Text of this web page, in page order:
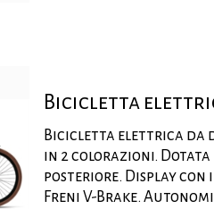
Bicicletta
Bicicletta elettrica da
in 2 colorazioni. Dotata
posteriore. Display
Freni V-Brake.